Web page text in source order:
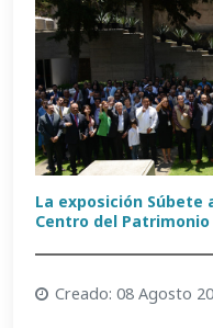
La exposición Súbete
Centro del
Creado: 08 Agosto